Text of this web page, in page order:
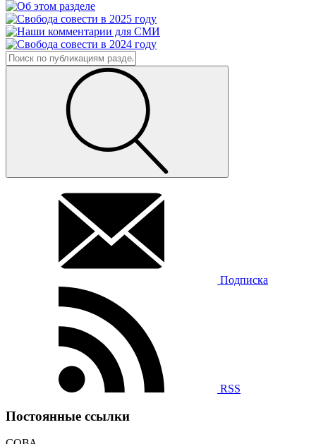
Подписка
RSS
Постоянные ссылки